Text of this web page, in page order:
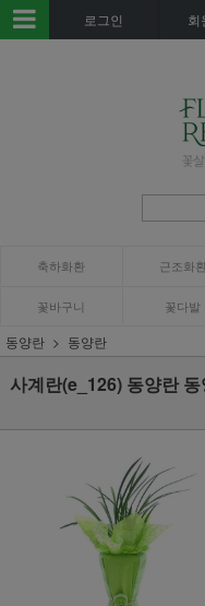
로그인 회
축하화환 근조화환
꽃바구니 꽃다발
동양란 동양란
사계란(e_126) 동양란